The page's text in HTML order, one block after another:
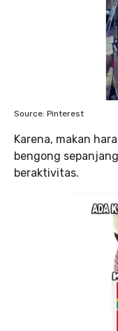
Source: Pinterest
Karena, makan
bengong
beraktivitas.